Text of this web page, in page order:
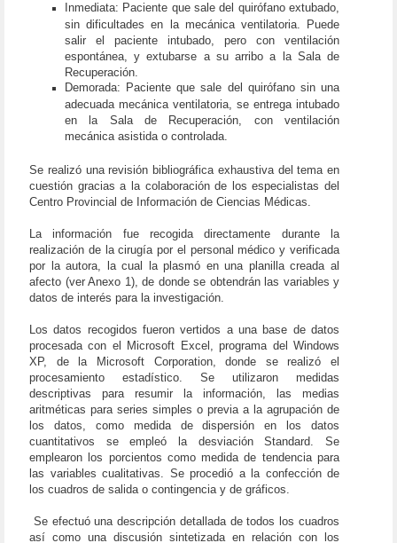
Inmediata: Paciente que sale del quirófano extubado,
sin dificultades en la mecánica ventilatoria. Puede
salir el paciente intubado, pero con ventilación
espontánea, y extubarse a su arribo a la Sala de
Recuperación.
Demorada: Paciente que sale del quirófano sin una
adecuada mecánica ventilatoria, se entrega intubado
en la Sala de Recuperación, con ventilación
mecánica asistida o controlada.
Se realizó una revisión bibliográfica exhaustiva del tema en
cuestión gracias a la colaboración de los especialistas del
Centro Provincial de Información de Ciencias Médicas.
La información fue recogida directamente durante la
realización de la cirugía por el personal médico y verificada
por la autora, la cual la plasmó en una planilla creada al
afecto (ver Anexo 1), de donde se obtendrán las variables y
datos de interés para la investigación.
Los datos recogidos fueron vertidos a una base de datos
procesada con el Microsoft Excel, programa del Windows
XP, de la Microsoft Corporation, donde se realizó el
procesamiento estadístico. Se utilizaron medidas
descriptivas para resumir la información, las medias
aritméticas para series simples o previa a la agrupación de
los datos, como medida de dispersión en los datos
cuantitativos se empleó la desviación Standard. Se
emplearon los porcientos como medida de tendencia para
las variables cualitativas. Se procedió a la confección de
los cuadros de salida o contingencia y de gráficos.
Se efectuó una descripción detallada de todos los cuadros
así como una discusión sintetizada en relación con los